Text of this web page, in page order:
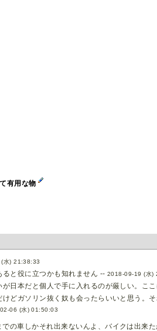
有用な物
水) 21:38:33
と役に立つかも知れません -- 2018-09-19 (水)
日本だと個人で手に入れるのが厳しい。こ
けどガソリン抜く奴も会ったらいいと思う。
06 (水) 01:50:03
の車しかそれ出来ないんよ、バイクは出来